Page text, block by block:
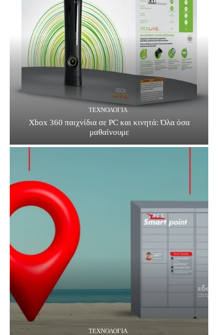
ΤΕΧΝΟΛΟΓΊΑ
Xbox 360 παιχνίδια σε PC και κινητά: Όλα όσα
μαθαίνουμε
ΤΕΧΝΟΛΟΓΊΑ